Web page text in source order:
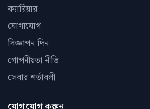
ক্যারিয়ার
যোগাযোগ
বিজ্ঞাপন দিন
গোপনীয়তা নীতি
সেবার শর্তাবলী